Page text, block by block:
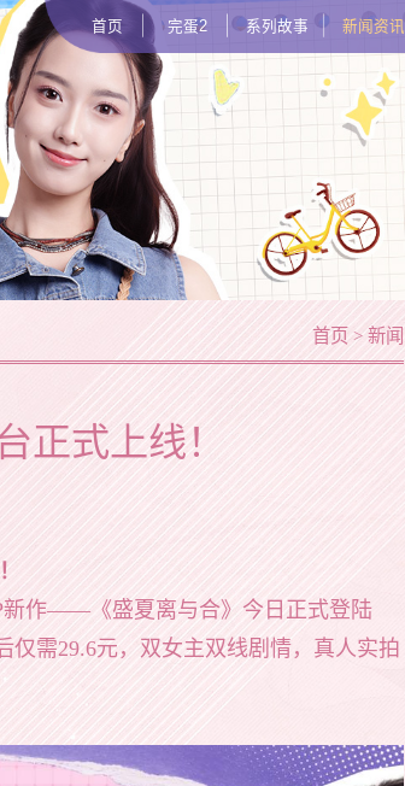
首页 > 新闻
正式上线！
新作——《盛夏离与合》今日正式登陆
仅需29.6元，双女主双线剧情，真人实拍
首页 完蛋2 系列故事 新闻资讯